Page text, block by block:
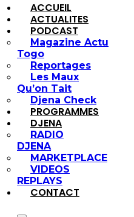
ACCUEIL
ACTUALITES
PODCAST
Magazine Actu
Togo
Reportages
Les Maux
Qu’on Tait
Djena Check
PROGRAMMES
DJENA
RADIO
DJENA
MARKETPLACE
VIDEOS
REPLAYS
CONTACT